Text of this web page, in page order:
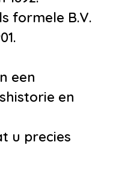
formele B.V.
een
en
u precies